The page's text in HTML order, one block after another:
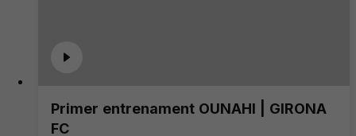
Primer entrenament OUNAHI | GIRONA
FC